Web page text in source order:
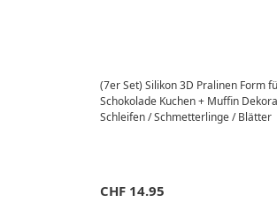
(7er Set) Silikon 3D Pralinen Form
Schokolade Kuchen + Muffin
Schleifen / Schmetterlinge / Blätter
CHF 14.95